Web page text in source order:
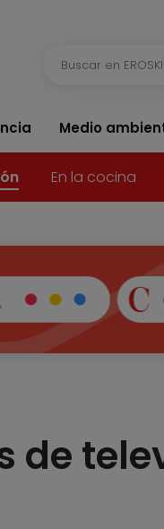
Medio
En la cocina
de